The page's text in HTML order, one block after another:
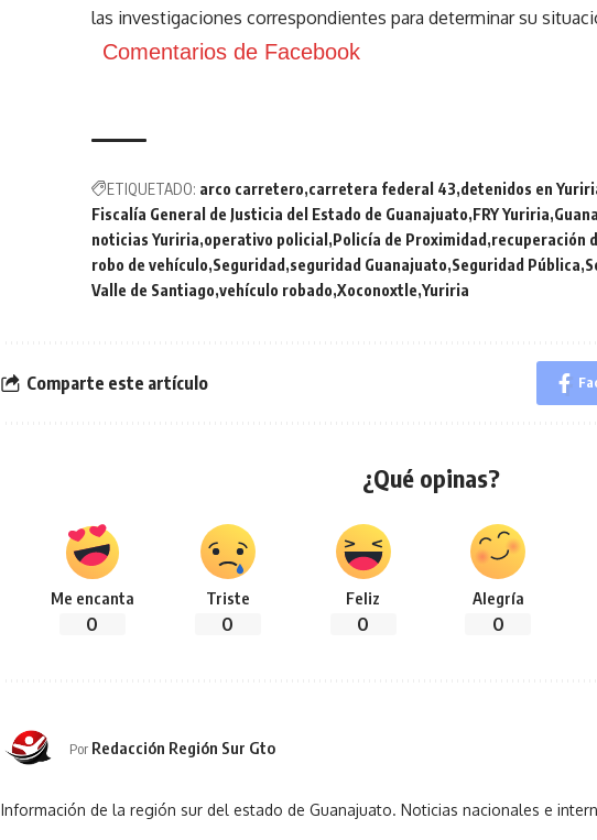
las investigaciones correspondientes para determinar su
Comentarios de Facebook
ETIQUETADO: arco carretero carretera federal 43 detenidos en
Fiscalía General de Justicia del Estado de Guanajuato FRY Yuriria
noticias Yuriria operativo policial Policía de Proximidad recuperación
robo de vehículo Seguridad seguridad Guanajuato Seguridad Pública
Valle de Santiago vehículo robado Xoconoxtle Yuriria
Comparte este artículo
¿Qué opinas?
Me encanta
0
Triste
0
Feliz
0
Alegría
0
Por Redacción Región Sur Gto
Información de la región sur del estado de Guanajuato. Noticias nacionales e